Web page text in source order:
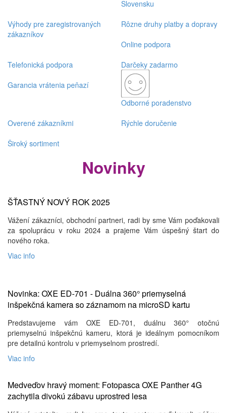
Slovensku
Výhody pre zaregistrovaných
zákazníkov
Rôzne druhy platby a dopravy
Online podpora
Telefonická podpora
Darčeky zadarmo
Garancia vrátenia peňazí
Odborné poradenstvo
Overené zákazníkmi
Rýchle doručenie
Široký sortiment
Novinky
ŠŤASTNÝ NOVÝ ROK 2025
Vážení zákazníci, obchodní partneri, radi by sme Vám poďakovali
za spoluprácu v roku 2024 a prajeme Vám úspešný štart do
nového roka.
Viac info
Novinka: OXE ED-701 - Duálna 360° priemyselná
inšpekčná kamera so záznamom na microSD kartu
Predstavujeme vám OXE ED-701, duálnu 360° otočnú
priemyselnú inšpekčnú kameru, ktorá je ideálnym pomocníkom
pre detailnú kontrolu v priemyselnom prostredí.
Viac info
Medveďov hravý moment: Fotopasca OXE Panther 4G
zachytila ​​divokú zábavu uprostred lesa